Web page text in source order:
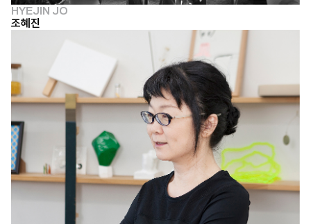
HYEJIN JO
조혜진